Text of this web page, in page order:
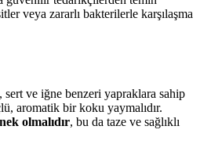
veya zararlı bakterilerle karşılaşma
ve iğne benzeri yapraklara sahip
aromatik bir koku yaymalıdır.
olmalıdır, bu da taze ve sağlıklı